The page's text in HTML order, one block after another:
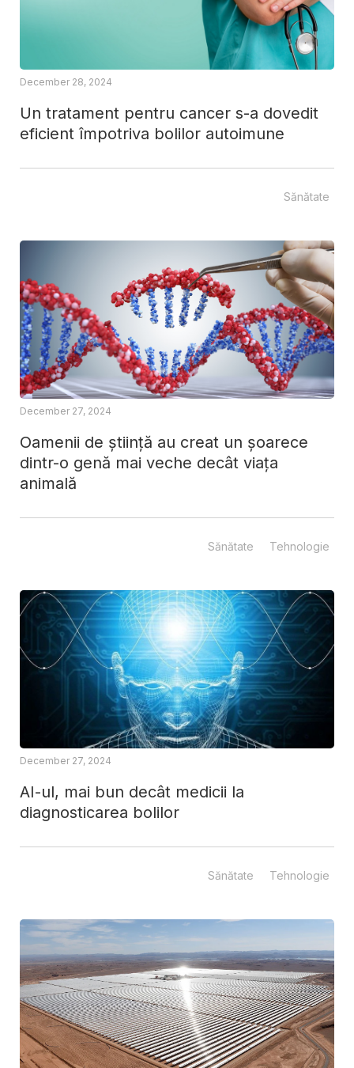
Un tratament pentru cancer s-a dovedit
eficient împotriva bolilor autoimune
December 28, 2024
Sănătate
Oamenii de știință au creat un șoarece
dintr-o genă mai veche decât viața
animală
December 27, 2024
Sănătate Tehnologie
AI-ul, mai bun decât medicii la
diagnosticarea bolilor
December 27, 2024
Sănătate Tehnologie